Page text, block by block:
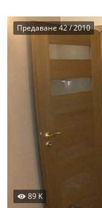
89 K
Предаване 42 / 2010